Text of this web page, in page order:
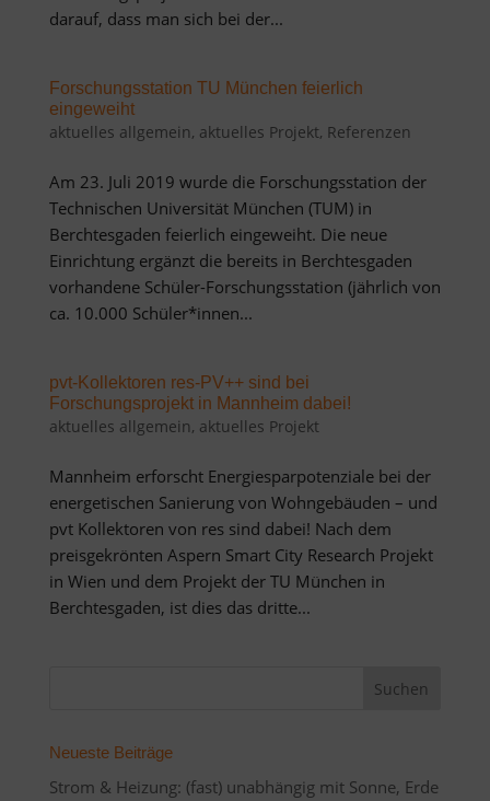
darauf, dass man sich bei der...
Forschungsstation TU München feierlich
eingeweiht
aktuelles allgemein, aktuelles Projekt, Referenzen
Am 23. Juli 2019 wurde die Forschungsstation der
Technischen Universität München (TUM) in
Berchtesgaden feierlich eingeweiht. Die neue
Einrichtung ergänzt die bereits in Berchtesgaden
vorhandene Schüler-Forschungsstation (jährlich von
ca. 10.000 Schüler*innen...
pvt-Kollektoren res-PV++ sind bei
Forschungsprojekt in Mannheim dabei!
aktuelles allgemein, aktuelles Projekt
Mannheim erforscht Energiesparpotenziale bei der
energetischen Sanierung von Wohngebäuden – und
pvt Kollektoren von res sind dabei! Nach dem
preisgekrönten Aspern Smart City Research Projekt
in Wien und dem Projekt der TU München in
Berchtesgaden, ist dies das dritte...
Neueste Beiträge
Strom & Heizung: (fast) unabhängig mit Sonne, Erde